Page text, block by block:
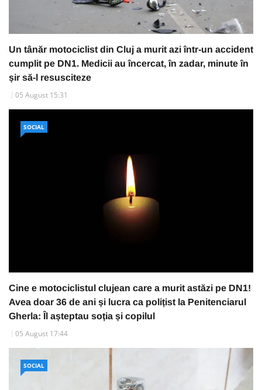
Un tânăr motociclist din Cluj a murit azi într-un accident
cumplit pe DN1. Medicii au încercat, în zadar, minute în
șir să-l resusciteze
05 August 15:31
SOCIAL
Cine e motociclistul clujean care a murit astăzi pe DN1!
Avea doar 36 de ani și lucra ca polițist la Penitenciarul
Gherla: Îl așteptau soția și copilul
05 August 17:44
SOCIAL